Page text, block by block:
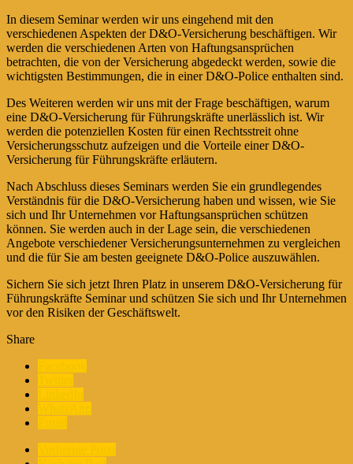
In diesem Seminar werden wir uns eingehend mit den
verschiedenen Aspekten der D&O-Versicherung beschäftigen. Wir
werden die verschiedenen Arten von Haftungsansprüchen
betrachten, die von der Versicherung abgedeckt werden, sowie die
wichtigsten Bestimmungen, die in einer D&O-Police enthalten sind.
Des Weiteren werden wir uns mit der Frage beschäftigen, warum
eine D&O-Versicherung für Führungskräfte unerlässlich ist. Wir
werden die potenziellen Kosten für einen Rechtsstreit ohne
Versicherungsschutz aufzeigen und die Vorteile einer D&O-
Versicherung für Führungskräfte erläutern.
Nach Abschluss dieses Seminars werden Sie ein grundlegendes
Verständnis für die D&O-Versicherung haben und wissen, wie Sie
sich und Ihr Unternehmen vor Haftungsansprüchen schützen
können. Sie werden auch in der Lage sein, die verschiedenen
Angebote verschiedener Versicherungsunternehmen zu vergleichen
und die für Sie am besten geeignete D&O-Police auszuwählen.
Sichern Sie sich jetzt Ihren Platz in unserem D&O-Versicherung für
Führungskräfte Seminar und schützen Sie sich und Ihr Unternehmen
vor den Risiken der Geschäftswelt.
Share